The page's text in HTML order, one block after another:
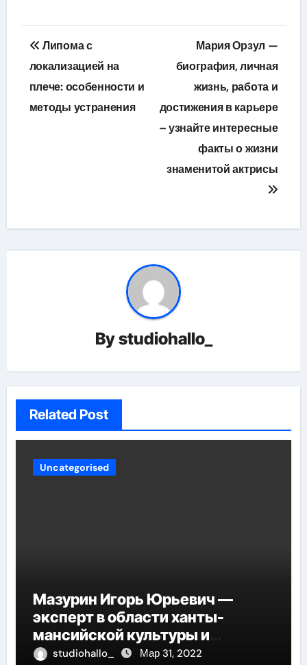
Навигация
по
записям
Липома с
локализацией на
плече: особенности и
методы устранения
Мария Орзул —
биография, личная
жизнь, работа и
достижения в карьере
– узнайте интересные
факты о жизни
знаменитой актрисы
Bystudiohallo_
Related Post
Uncategorised
Мазурин Игорь Юрьевич —
эксперт в области ханты-
мансийской культуры и
искусства, рассказываем о его
studiohallo_ Мар 31, 2022